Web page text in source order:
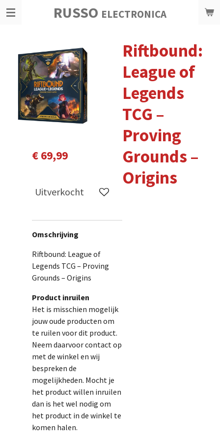
Ga
hoofdinhoud
RUSSO ELECTRONICA
Riftbound:
League of
Legends
TCG –
Proving
Grounds –
Origins
€ 69,99
Uitverkocht
Omschrijving
Riftbound: League of
Legends TCG – Proving
Grounds – Origins
Product inruilen
Het is misschien mogelijk
jouw oude producten om
te ruilen voor dit product.
Neem daarvoor contact op
met de winkel en wij
bespreken de
mogelijkheden. Mocht je
het product willen inruilen
dan is het wel nodig om
het product in de winkel te
komen halen.